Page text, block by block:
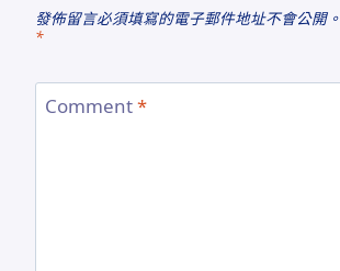
發佈留言必須填寫的電子郵件地址不會公開。
*
Comment*